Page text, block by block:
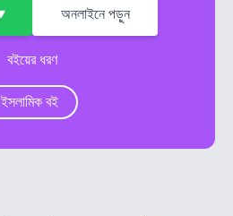
অনলাইনে পড়ুন
বইয়ের ধরণ
ইসলামিক বই